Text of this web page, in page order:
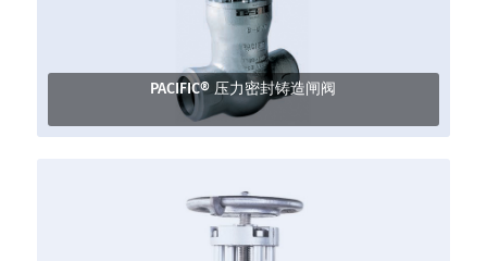
PACIFIC® 压力密封铸造闸阀